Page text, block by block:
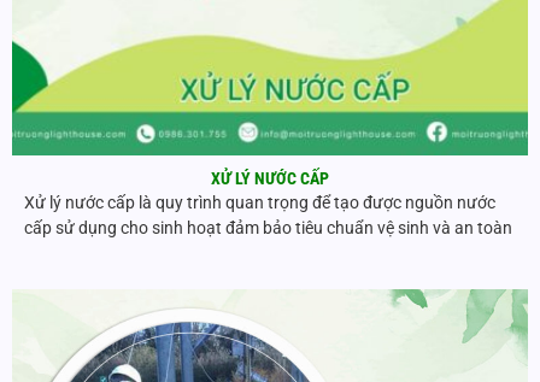
XỬ LÝ NƯỚC CẤP
Xử lý nước cấp là quy trình quan trọng để tạo được nguồn nước
cấp sử dụng cho sinh hoạt đảm bảo tiêu chuẩn vệ sinh và an toàn